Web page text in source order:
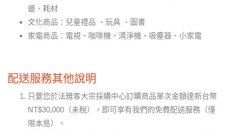
邊、耗材
文化商品：兒童禮品 、玩具 、圖書
家電商品：電視、咖啡機、清淨機、吸塵器、小家電
配送服務其他說明
只要您於法雅客大宗採購中心訂購商品單次金額達新台幣
NT$30,000（未稅），即可享有我們的免費配送服務（僅
限本島）。